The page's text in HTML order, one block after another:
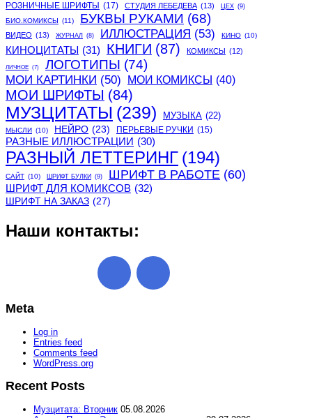
РОЗНИЧНЫЕ ШРИФТЫ (17) СТУДИЯ ЛЕБЕДЕВА (13) ЦЕХ (9)
БИО.КОМИКСЫ (11) БУКВЫ РУКАМИ (68)
ВИДЕО (13) ЖУРНАЛ (8) ИЛЛЮСТРАЦИЯ (53) КИНО (10)
КИНОЦИТАТЫ (31) КНИГИ (87) КОМИКСЫ (12)
ЛИЧНОЕ (7) ЛОГОТИПЫ (74)
МОИ КАРТИНКИ (50) МОИ КОМИКСЫ (40)
МОИ ШРИФТЫ (84)
МУЗЦИТАТЫ (239) МУЗЫКА (22)
МЫСЛИ (10) НЕЙРО (23) ПЕРЬЕВЫЕ РУЧКИ (15)
РАЗНЫЕ ИЛЛЮСТРАЦИИ (30)
РАЗНЫЙ ЛЕТТЕРИНГ (194)
САЙТ (10) ШРИФТ БУЛКИ (9) ШРИФТ В РАБОТЕ (60)
ШРИФТ ДЛЯ КОМИКСОВ (32)
ШРИФТ НА ЗАКАЗ (27)
Наши контакты:
Meta
Log in
Entries feed
Comments feed
WordPress.org
Recent Posts
Музцитата: Вторник 05.08.2026